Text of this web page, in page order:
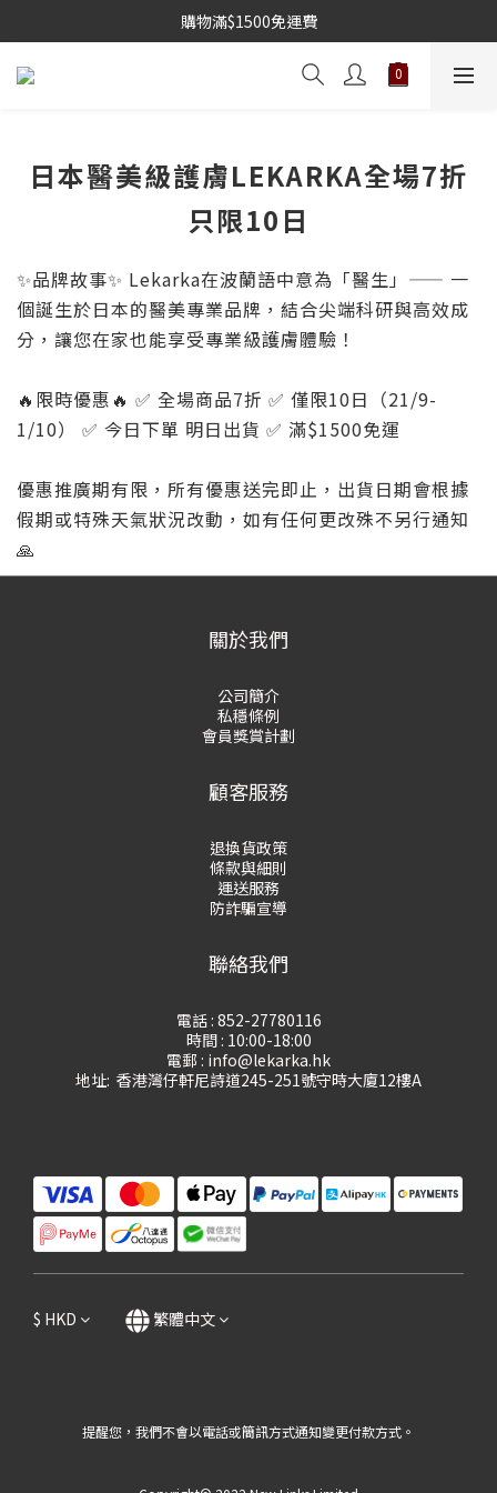
購物滿$1500免運費
日本醫美級護膚LEKARKA全場7折
只限10日
✨品牌故事✨ Lekarka在波蘭語中意為「醫生」—— 一
個誕生於日本的醫美專業品牌，結合尖端科研與高效成
分，讓您在家也能享受專業級護膚體驗！
🔥限時優惠🔥 ✅ 全場商品7折 ✅ 僅限10日（21/9-
1/10） ✅ 今日下單 明日出貨 ✅ 滿$1500免運
優惠推廣期有限，所有優惠送完即止，出貨日期會根據
假期或特殊天氣狀況改動，如有任何更改殊不另行通知
🙏
關於我們
公司簡介
私穩條例
會員獎賞計劃
顧客服務
退換貨政策
條款與細則
運送服務
防詐騙宣導
聯絡我們
電話 : 852-27780116
時間 : 10:00-18:00
電郵 : info@lekarka.hk
地址: 香港灣仔軒尼詩道245-251號守時大廈12樓A
$ HKD 繁體中文
提醒您，我們不會以電話或簡訊方式通知變更付款方式。